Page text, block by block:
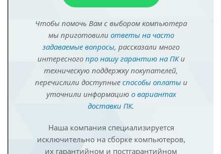
Чтобы помочь Вам с выбором компьютера
мы приготовили ответы на часто
задаваемые вопросы, рассказали много
интересного про нашу гарантию на ПКи
техническую поддержку покупателей,
перечислили доступные способы оплатыи
уточнили информацию о вариантах
доставки ПК.
Наша компания специализируется
исключительно на сборке компьютеров,
их гарантийном и постгарантийном